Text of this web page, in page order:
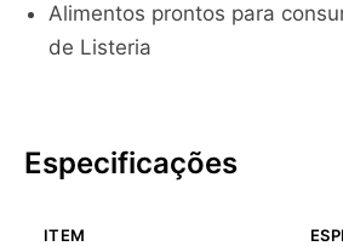
Alimentos prontos para
de Listeria
Especificações
ITEM